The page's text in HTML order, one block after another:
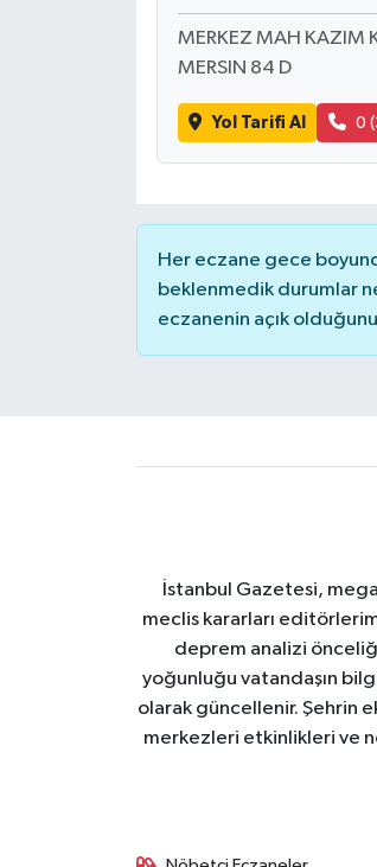
MERKEZ MAH KAZIM
MERSIN 84 D
Yol Tarifi Al 0
Her eczane gece
beklenmedik durumlar
eczanenin açık
İstanbul Gazetesi,
meclis kararları
deprem analizi
yoğunluğu vatandaşın
olarak güncellenir. Şehrin
merkezleri etkinlikleri ve